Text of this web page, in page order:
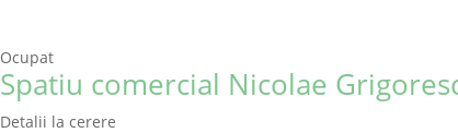
Ocupat
Spatiu comercial Nicolae
Detalii la cerere